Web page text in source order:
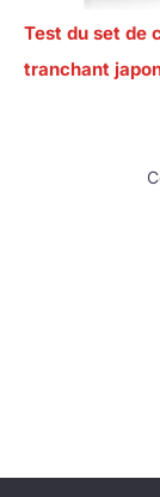
Test du set de
tranchant